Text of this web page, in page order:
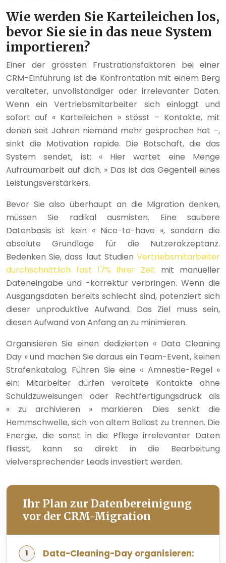
Wie werden Sie Karteileichen los,
bevor Sie sie in das neue System
importieren?
Einer der grössten Frustrationsfaktoren bei einer
CRM-Einführung ist die Konfrontation mit einem Berg
veralteter, unvollständiger oder irrelevanter Daten.
Wenn ein Vertriebsmitarbeiter sich einloggt und
sofort auf « Karteileichen » stösst – Kontakte, mit
denen seit Jahren niemand mehr gesprochen hat –,
sinkt die Motivation rapide. Die Botschaft, die das
System sendet, ist: « Hier wartet eine Menge
Aufräumarbeit auf dich. » Das ist das Gegenteil eines
Leistungsverstärkers.
Bevor Sie also überhaupt an die Migration denken,
müssen Sie radikal ausmisten. Eine saubere
Datenbasis ist kein « Nice-to-have », sondern die
absolute Grundlage für die Nutzerakzeptanz.
Bedenken Sie, dass laut Studien Vertriebsmitarbeiter
durchschnittlich fast 17% ihrer Zeit mit manueller
Dateneingabe und -korrektur verbringen. Wenn die
Ausgangsdaten bereits schlecht sind, potenziert sich
dieser unproduktive Aufwand. Das Ziel muss sein,
diesen Aufwand von Anfang an zu minimieren.
Organisieren Sie einen dedizierten « Data Cleaning
Day » und machen Sie daraus ein Team-Event, keinen
Strafenkatalog. Führen Sie eine « Amnestie-Regel »
ein: Mitarbeiter dürfen veraltete Kontakte ohne
Schuldzuweisungen oder Rechtfertigungsdruck als
« zu archivieren » markieren. Dies senkt die
Hemmschwelle, sich von altem Ballast zu trennen. Die
Energie, die sonst in die Pflege irrelevanter Daten
fliesst, kann so direkt in die Bearbeitung
vielversprechender Leads investiert werden.
Ihr Plan zur Datenbereinigung
vor der CRM-Migration
Data-Cleaning-Day organisieren: